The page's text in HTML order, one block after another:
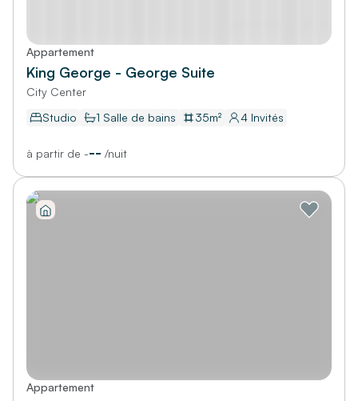
Appartement
King George - George Suite
City Center
Studio
1 Salle de bains 35m² 4 Invités
à partir de --- /nuit
Appartement